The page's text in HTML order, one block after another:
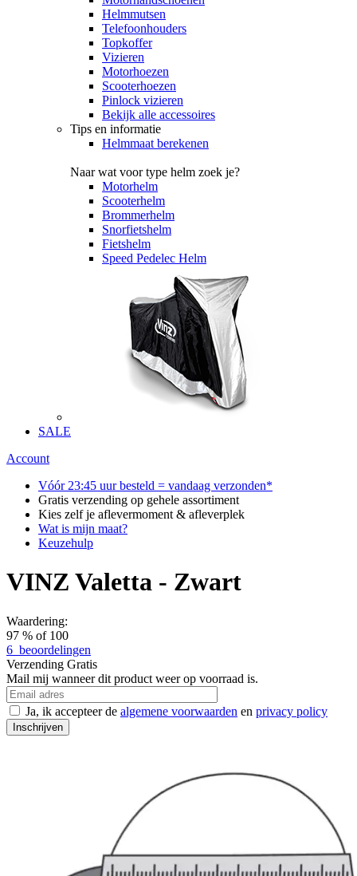
Helmmutsen
Telefoonhouders
Topkoffer
Vizieren
Motorhoezen
Scooterhoezen
Pinlock vizieren
Bekijk alle accessoires
Tips en informatie
Helmmaat berekenen
Naar wat voor type helm zoek je?
Motorhelm
Scooterhelm
Brommerhelm
Snorfietshelm
Fietshelm
Speed Pedelec Helm
SALE
Account
Vóór 23:45 uur besteld = vandaag verzonden*
Gratis verzending op gehele assortiment
Kies zelf je aflevermoment & afleverplek
Wat is mijn maat?
Keuzehulp
VINZ Valetta - Zwart
Waardering:
97 % of 100
6 beoordelingen
Verzending Gratis
Mail mij wanneer dit product weer op voorraad is.
Ja, ik accepteer de algemene voorwaarden en privacy policy
Inschrijven